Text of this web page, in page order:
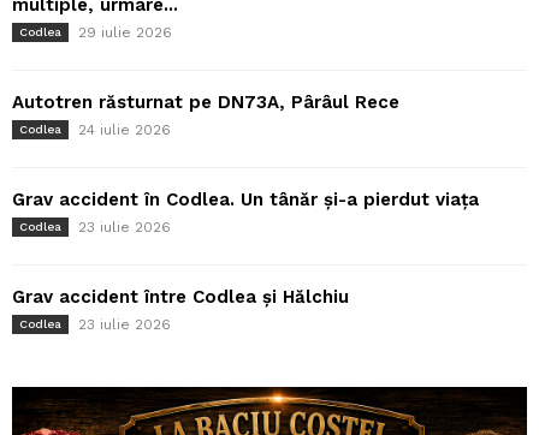
multiple, urmare...
Codlea 29 iulie 2026
Autotren răsturnat pe DN73A, Pârâul Rece
Codlea 24 iulie 2026
Grav accident în Codlea. Un tânăr și-a pierdut viața
Codlea 23 iulie 2026
Grav accident între Codlea și Hălchiu
Codlea 23 iulie 2026